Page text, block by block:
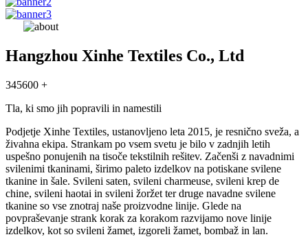
Hangzhou Xinhe Textiles Co., Ltd
345600 +
Tla, ki smo jih popravili in namestili
Podjetje Xinhe Textiles, ustanovljeno leta 2015, je resnično sveža, a
živahna ekipa. Strankam po vsem svetu je bilo v zadnjih letih
uspešno ponujenih na tisoče tekstilnih rešitev. Začenši z navadnimi
svilenimi tkaninami, širimo paleto izdelkov na potiskane svilene
tkanine in šale. Svileni saten, svileni charmeuse, svileni krep de
chine, svileni haotai in svileni žoržet ter druge navadne svilene
tkanine so vse znotraj naše proizvodne linije. Glede na
povpraševanje strank korak za korakom razvijamo nove linije
izdelkov, kot so svileni žamet, izgoreli žamet, bombaž in lan.